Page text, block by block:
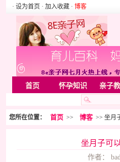
· 设为首页 · 加入收藏 · 博客
首页 怀孕知识 亲子
胎教音乐
美容化装 Rss
您所在位置： 首页 >> 博客 >> 坐月
坐月子可
作者：